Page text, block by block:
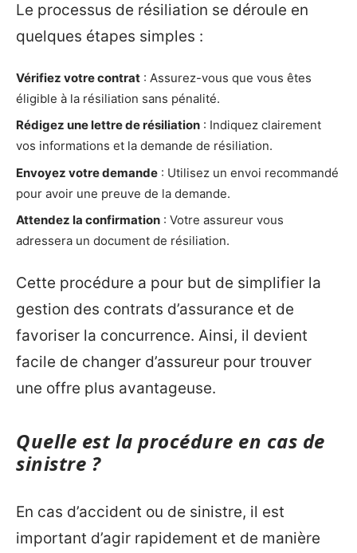
Le processus de résiliation se déroule en
quelques étapes simples :
Vérifiez votre contrat : Assurez-vous que vous êtes
éligible à la résiliation sans pénalité.
Rédigez une lettre de résiliation : Indiquez clairement
vos informations et la demande de résiliation.
Envoyez votre demande : Utilisez un envoi recommandé
pour avoir une preuve de la demande.
Attendez la confirmation : Votre assureur vous
adressera un document de résiliation.
Cette procédure a pour but de simplifier la
gestion des contrats d’assurance et de
favoriser la concurrence. Ainsi, il devient
facile de changer d’assureur pour trouver
une offre plus avantageuse.
Quelle est la procédure en cas de
sinistre ?
En cas d’accident ou de sinistre, il est
important d’agir rapidement et de manière